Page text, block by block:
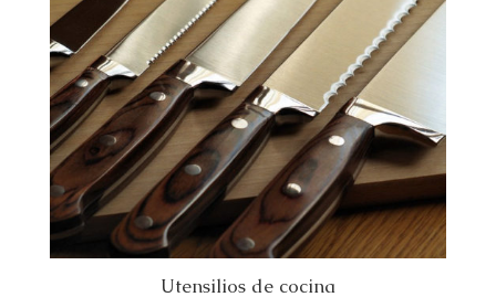
Utensilios de cocina